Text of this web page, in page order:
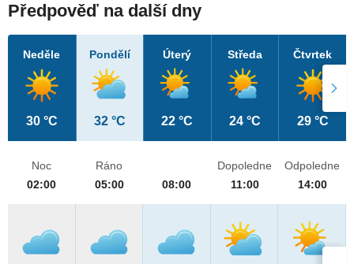
Předpověď na další dny
Neděle
30 °C
Pondělí
32 °C
Úterý
22 °C
Středa
24 °C
Čtvrtek
29 °C
Noc
02:00
Ráno
05:00
08:00
Dopoledne
11:00
Odpoledne
14:00